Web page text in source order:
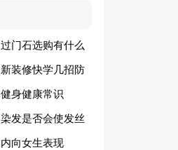
过门石选购有什么
讲究
新装修快学几招防
毒术
健身健康常识
染发是否会使发丝
变质
内向女生表现